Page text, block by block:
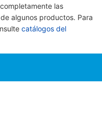
las
algunos productos. Para
catálogos del